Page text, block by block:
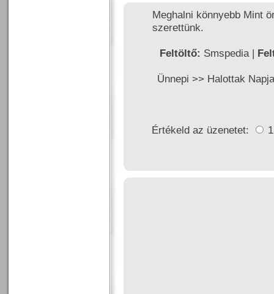
Meghalni könnyebb Mint
szerettünk.
Feltöltő: Smspedia |
Ünnepi >> Halottak Napja
Értékeld az üzenetet: